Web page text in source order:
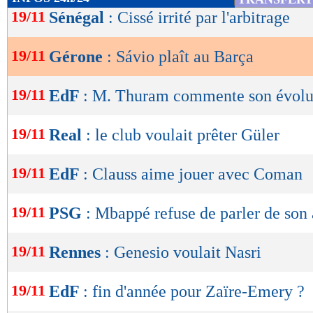
de
OK
19/11 Sénégal : Cissé irrité par l'arbitrage
19/11 Gérone : Sávio plaît au Barça
19/11 EdF : M. Thuram commente son
19/11 Real : le club voulait prêter Güler
19/11 EdF : Clauss aime jouer avec Coman
19/11 PSG : Mbappé refuse de parler de
19/11 Rennes : Genesio voulait Nasri
19/11 EdF : fin d'année pour Zaïre-Emery ?